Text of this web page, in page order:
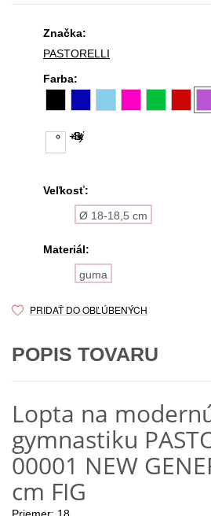
Značka:
PASTORELLI
Farba:
+4Skryť
Veľkosť:
Ø 18-18,5 cm
Materiál:
guma
PRIDAŤ DO OBĽÚBENÝCH
POPIS TOVARU
Lopta na
gymnastiku
00001 NEW
cm FIG